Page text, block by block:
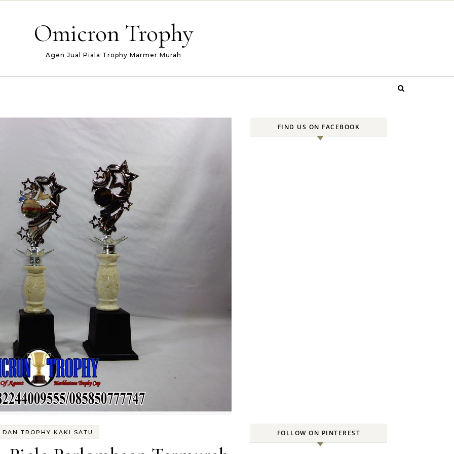
Omicron Trophy
Agen Jual Piala Trophy Marmer Murah
DAN TROPHY KAKI SATU
FIND US ON FACEBOOK
FOLLOW ON PINTEREST